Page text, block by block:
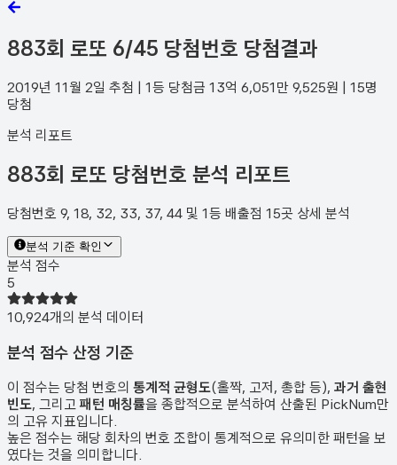
883회 로또 6/45 당첨번호 당첨결과
2019년 11월 2일 추첨 | 1등 당첨금 13억 6,051만 9,525원 | 15명
당첨
분석 리포트
883회 로또 당첨번호 분석 리포트
당첨번호 9, 18, 32, 33, 37, 44 및 1등 배출점 15곳 상세 분석
분석 기준 확인
분석 점수
5
10,924개의 분석 데이터
분석 점수 산정 기준
이 점수는 당첨 번호의 통계적 균형도(홀짝, 고저, 총합 등), 과거 출현
빈도, 그리고 패턴 매칭률을 종합적으로 분석하여 산출된 PickNum만
의 고유 지표입니다.
높은 점수는 해당 회차의 번호 조합이 통계적으로 유의미한 패턴을 보
였다는 것을 의미합니다.